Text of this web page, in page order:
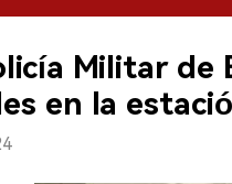
Militar de
en la